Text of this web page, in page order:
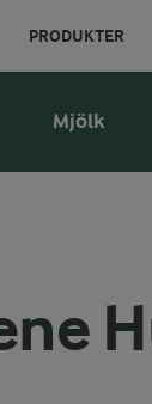
PRODUKTER
Mjölk